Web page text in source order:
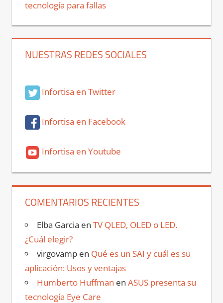
tecnología para fallas
NUESTRAS REDES SOCIALES
Infortisa en Twitter
Infortisa en Facebook
Infortisa en Youtube
COMENTARIOS RECIENTES
Elba Garcia en TV QLED, OLED o LED.
¿Cuál elegir?
virgovampen Qué es un SAI y cuál es su
aplicación: Usos y ventajas
Humberto Huffman en ASUS presenta su
tecnología Eye Care